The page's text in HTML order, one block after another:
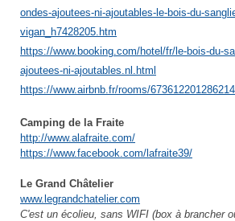
ondes-ajoutees-ni-ajoutables-le-bois-du-
vigan_h7428205.htm
https://www.booking.com/hotel/fr/le-bois-du-
ajoutees-ni-ajoutables.nl.html
https://www.airbnb.fr/rooms/
Camping de la Fraite
http://www.alafraite.com/
https://www.facebook.com/lafraite39/
Le Grand Châtelier
www.legrandchatelier.com
C'est un écolieu, sans WIFI (box à brancher